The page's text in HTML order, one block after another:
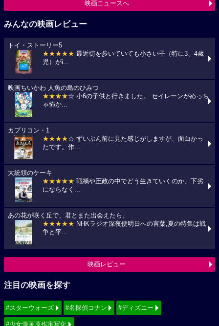
映画ニュースへ
みんなの映画レビュー
トイ・ストーリー5
★★★★★ 最近街を歩いていても小さい子（特に3、4歳
児）がi...
映画ちいかわ 人魚の島のひみつ
★★★★☆ 小6の子供と行きました。 セイレーンがめっち
ゃ怖か...
カプリコン・1
★★★★☆ ずいぶん前に見た感じがしますが、面白かっ
たです。作...
大統領のケーキ
★★★★★ 戦禍や圧政の中でどう生きていくのか、下劣
にならなく...
あの花が咲く丘で、君とまた出会えたら。
★★★★★ NHKラジオ深夜便明日への言葉,夏の特集は戦
争と平...
映画レビュー
注目の映画を探す
#スターウォーズ #名探偵コナン #ディズニー
#少女漫画原作実写化